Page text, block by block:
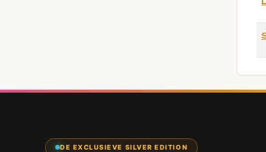
DE EXCLUSIEVE SILVER EDITION